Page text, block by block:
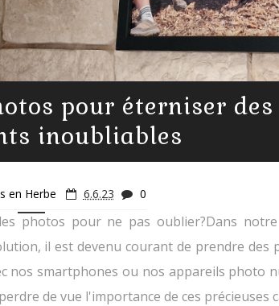
pour éterniser des
inoubliables
en Herbe 6.6.23 0
photos pour ne pas oublier?Dans
il est devenu courant de prendre
nos smartphones ou nos appareils photo
de vue l'importance de ces précieuses